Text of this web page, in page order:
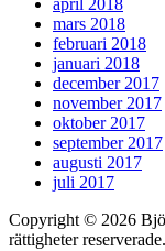
april 2018
mars 2018
februari 2018
januari 2018
december 2017
november 2017
oktober 2017
september 2017
augusti 2017
juli 2017
Copyright © 2026
rättigheter reserverade.